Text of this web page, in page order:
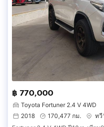
฿ 770,000
Toyota Fortuner 2.4 V 4WD
2018
170,477 กม.
ทวี